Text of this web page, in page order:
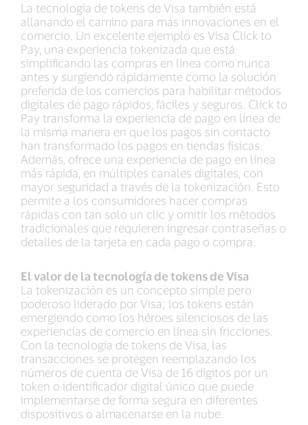
La tecnología de tokens de Visa también está
allanando el camino para más innovaciones en el
comercio. Un excelente ejemplo es Visa Click to
Pay, una experiencia tokenizada que está
simplificando las compras en línea como nunca
antes y surgiendo rápidamente como la solución
preferida de los comercios para habilitar métodos
digitales de pago rápidos, fáciles y seguros. Click to
Pay transforma la experiencia de pago en línea de
la misma manera en que los pagos sin contacto
han transformado los pagos en tiendas físicas.
Además, ofrece una experiencia de pago en línea
más rápida, en múltiples canales digitales, con
mayor seguridad a través de la tokenización. Esto
permite a los consumidores hacer compras
rápidas con tan solo un clic y omitir los métodos
tradicionales que requieren ingresar contraseñas o
detalles de la tarjeta en cada pago o compra.
El valor de la tecnología de tokens de Visa
La tokenización es un concepto simple pero
poderoso liderado por Visa; los tokens están
emergiendo como los héroes silenciosos de las
experiencias de comercio en línea sin fricciones.
Con la tecnología de tokens de Visa, las
transacciones se protegen reemplazando los
números de cuenta de Visa de 16 dígitos por un
token o identificador digital único que puede
implementarse de forma segura en diferentes
dispositivos o almacenarse en la nube.